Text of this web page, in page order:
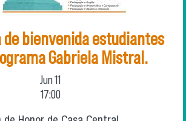
de bienvenida estudiantes
Gabriela Mistral.
Jun11
17:00